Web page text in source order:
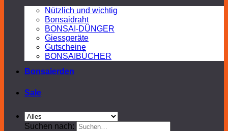
Nützlich und wichtig
Bonsaidraht
BONSAI-DÜNGER
Giessgeräte
Gutscheine
BONSAIBÜCHER
Bonsaierden
Sale
Suchen nach: